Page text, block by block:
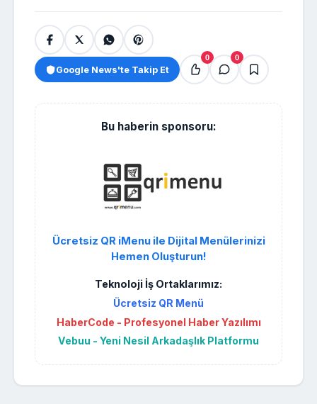
Google News'te Takip Et
0 0
Bu haberin sponsoru:
Ücretsiz QR iMenu ile Dijital Menülerinizi
Hemen Oluşturun!
Teknoloji İş Ortaklarımız:
Ücretsiz QR Menü
HaberCode - Profesyonel Haber Yazılımı
Vebuu - Yeni Nesil Arkadaşlık Platformu